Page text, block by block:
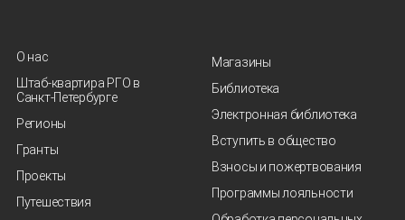
О нас
Штаб-квартира РГО в
Санкт‑Петербурге
Регионы
Гранты
Проекты
Путешествия
Магазины
Библиотека
Электронная библиотека
Вступить в общество
Взносы и пожертвования
Программы лояльности